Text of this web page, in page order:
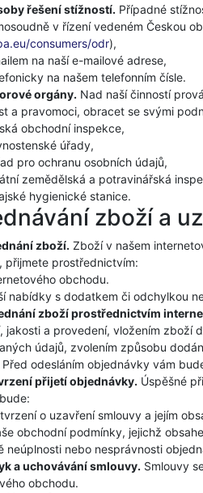
řešení stížností. Případné
v řízení vedeném Českou
consumers/odr),
na naší e-mailové adrese,
na našem telefonním čísle.
orgány. Nad naší činností
a pravomoci, obracet se svými
obchodní inspekce,
úřady,
pro ochranu osobních údajů,
zemědělská a potravinářská
hygienické stanice.
zboží a
zboží. Zboží v našem
přijmete prostřednictvím:
obchodu.
nabídky s dodatkem či odchylkou
zboží prostřednictvím
jakosti a provedení, vložením zboží
údajů, zvolením způsobu
Před odesláním objednávky vám
přijetí objednávky. Úspěšné
o uzavření smlouvy a jejím
obchodní podmínky, jejichž
neúplnosti nebo nesprávnosti
a uchovávání smlouvy. Smlouvy
obchodu.